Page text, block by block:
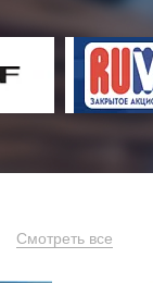
Смотреть все